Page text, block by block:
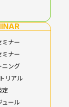
ミナー
ミナー
ニング
リアル
定
ュール